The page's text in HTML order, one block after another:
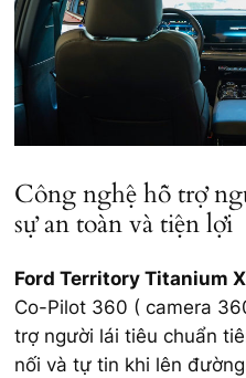
Công nghệ hỗ trợ
sự an toàn và tiện lợi
Ford Territory Titanium
Co-Pilot 360 ( camera
trợ người lái tiêu chuẩn
nối và tự tin khi lên